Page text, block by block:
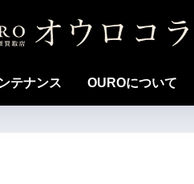
テナンス OUROについて